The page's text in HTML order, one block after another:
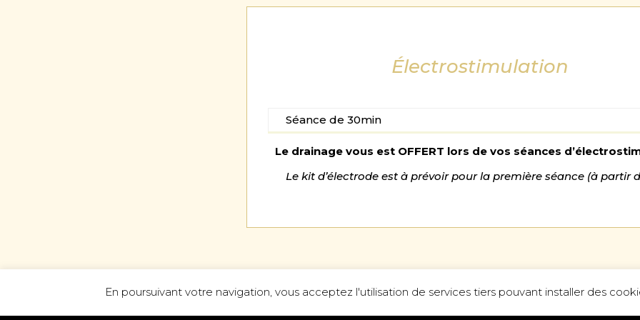
Électrostimulation
Séance de 30min
Le drainage vous est OFFERT lors de vos séances
Le kit d’électrode est à prévoir pour la première séance (à partir
Le bilan personnalisé, incluant votre analyse par l’impédancemétrie,
En poursuivant votre navigation, vous acceptez l'utilisation de services tiers pouvant installer des